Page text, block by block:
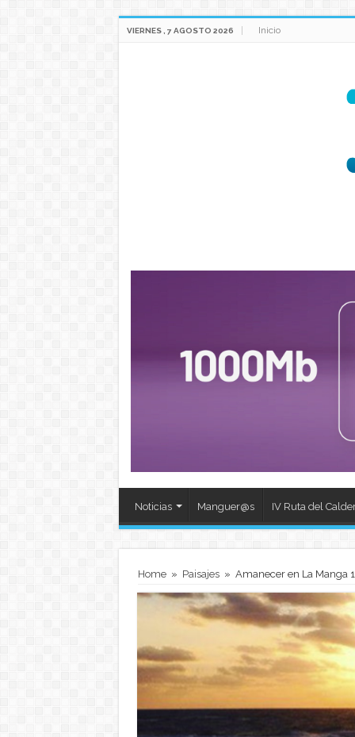
VIERNES , 7 AGOSTO 2026 Inicio
Noticias Manguer@s IV Ruta del
Home » Paisajes » Amanecer en La Manga